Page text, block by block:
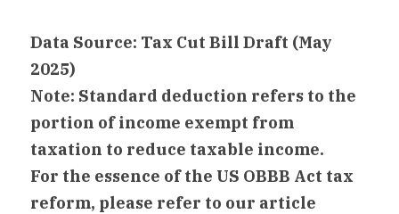
Data Source: Tax Cut Bill Draft (May
2025)
Note: Standard deduction refers to the
portion of income exempt from
taxation to reduce taxable income.
For the essence of the US OBBB Act tax
reform, please refer to our article